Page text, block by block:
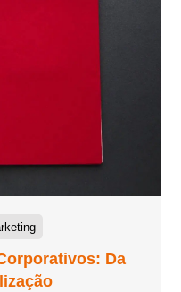
Da